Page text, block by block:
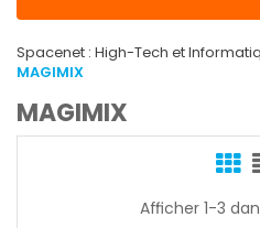
Spacenet : High-Tech et
MAGIMIX
MAGIMIX
Afficher 1-3